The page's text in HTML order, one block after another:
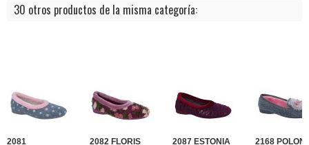
30 otros productos de la misma categoría:
2081 2082 FLORIS 2087 ESTONIA 2168